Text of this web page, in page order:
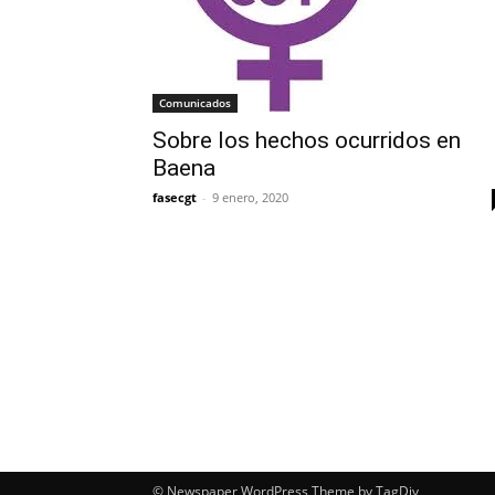
Comunicados
Sobre los hechos ocurridos en
Baena
fasecgt - 9 enero, 2020
© Newspaper WordPress Theme by TagDiv